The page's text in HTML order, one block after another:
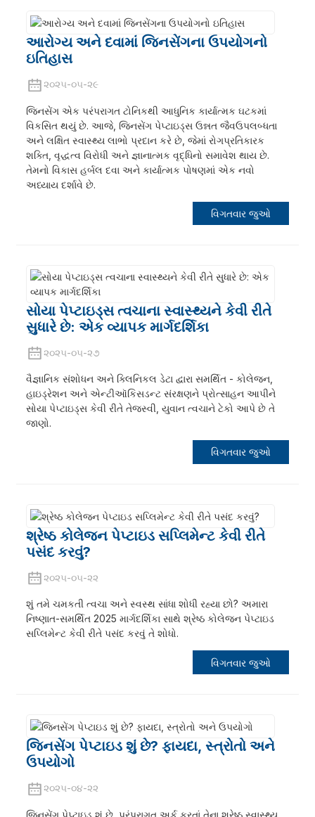
આરોગ્ય અને દવામાં જિનસેંગના ઉપયોગનો
ઇતિહાસ
૨૦૨૫-૦૫-૨૯
જિનસેંગ એક પરંપરાગત ટોનિકથી આધુનિક કાર્યાત્મક ઘટકમાં
વિકસિત થયું છે. આજે, જિનસેંગ પેપ્ટાઇડ્સ ઉન્નત જૈવઉપલબ્ધતા
અને લક્ષિત સ્વાસ્થ્ય લાભો પ્રદાન કરે છે, જેમાં રોગપ્રતિકારક
શક્તિ, વૃદ્ધત્વ વિરોધી અને જ્ઞાનાત્મક વૃદ્ધિનો સમાવેશ થાય છે.
તેમનો વિકાસ હર્બલ દવા અને કાર્યાત્મક પોષણમાં એક નવો
અધ્યાય દર્શાવે છે.
વિગતવાર જુઓ
સોયા પેપ્ટાઇડ્સ ત્વચાના સ્વાસ્થ્યને કેવી રીતે
સુધારે છે: એક વ્યાપક માર્ગદર્શિકા
૨૦૨૫-૦૫-૨૭
વૈજ્ઞાનિક સંશોધન અને ક્લિનિકલ ડેટા દ્વારા સમર્થિત - કોલેજન,
હાઇડ્રેશન અને એન્ટીઑકિસડન્ટ સંરક્ષણને પ્રોત્સાહન આપીને
સોયા પેપ્ટાઇડ્સ કેવી રીતે તેજસ્વી, યુવાન ત્વચાને ટેકો આપે છે તે
જાણો.
વિગતવાર જુઓ
શ્રેષ્ઠ કોલેજન પેપ્ટાઇડ સપ્લિમેન્ટ કેવી રીતે
પસંદ કરવું?
૨૦૨૫-૦૫-૨૨
શું તમે ચમકતી ત્વચા અને સ્વસ્થ સાંધા શોધી રહ્યા છો? અમારા
નિષ્ણાત-સમર્થિત 2025 માર્ગદર્શિકા સાથે શ્રેષ્ઠ કોલેજન પેપ્ટાઇડ
સપ્લિમેન્ટ કેવી રીતે પસંદ કરવું તે શોધો.
વિગતવાર જુઓ
જિનસેંગ પેપ્ટાઇડ શું છે? ફાયદા, સ્ત્રોતો અને
ઉપયોગો
૨૦૨૫-૦૪-૨૨
જિનસેંગ પેપ્ટાઇડ શું છે, પરંપરાગત અર્ક કરતાં તેના શ્રેષ્ઠ સ્વાસ્થ્ય